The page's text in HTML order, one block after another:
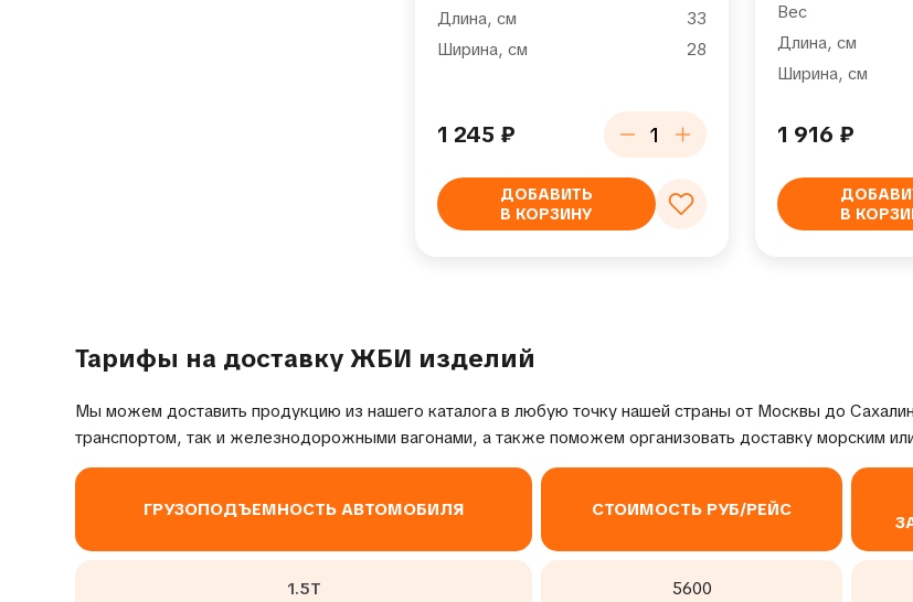
Длина, см
33
Ширина, см
28
1 245 ₽
ДОБАВИТЬ
В КОРЗИНУ
Вес
Длина, см
Ширина, см
1 916 ₽
В
Тарифы на доставку ЖБИ изделий
Мы можем доставить продукцию из нашего каталога в любую точку нашей страны от Москвы до
транспортом, так и железнодорожными вагонами, а также поможем организовать доставку морским
ГРУЗОПОДЪЕМНОСТЬ АВТОМОБИЛЯ СТОИМОСТЬ РУБ/РЕЙС
1.5Т 5600